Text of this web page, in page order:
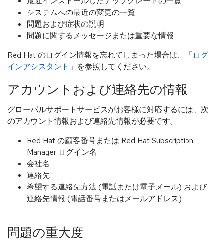
システムへの最近の変更の一覧
問題および症状の説明
問題に関するメッセージまたは重要な情報
Red Hat のログイン情報を忘れてしまった場合は、
「ログ
インアシスタント」 を参照してください。
アカウントおよび連絡先の情報
グローバルサポートサービスがお客様に対応するには、次
のアカウント情報および連絡先情報が必要です。
Red Hat の顧客番号または Red Hat Subscription
Manager ログイン名
会社名
連絡先
希望する連絡先方法 (電話または電子メール) および
連絡先情報 (電話番号またはメールアドレス)
問題の重大度